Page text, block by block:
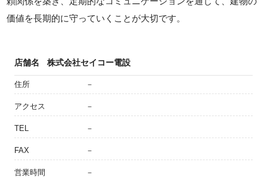
価値を長期的に守っていくことが大切です。
店舗名 株式会社セイコー電設
住所 －
アクセス －
TEL －
FAX －
営業時間 －